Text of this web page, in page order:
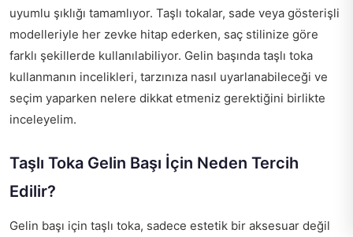
uyumlu şıklığı tamamlıyor. Taşlı tokalar, sade veya gösterişli
modelleriyle her zevke hitap ederken, saç stilinize göre
farklı şekillerde kullanılabiliyor. Gelin başında taşlı toka
kullanmanın incelikleri, tarzınıza nasıl uyarlanabileceği ve
seçim yaparken nelere dikkat etmeniz gerektiğini birlikte
inceleyelim.
Taşlı Toka Gelin Başı İçin Neden Tercih
Edilir?
Gelin başı için taşlı toka, sadece estetik bir aksesuar değil